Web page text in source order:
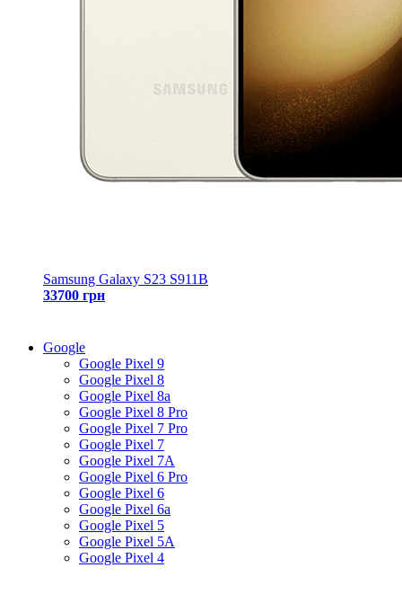
Samsung Galaxy S23 S911B
33700 грн
Google
Google Pixel 9
Google Pixel 8
Google Pixel 8a
Google Pixel 8 Pro
Google Pixel 7 Pro
Google Pixel 7
Google Pixel 7A
Google Pixel 6 Pro
Google Pixel 6
Google Pixel 6a
Google Pixel 5
Google Pixel 5A
Google Pixel 4